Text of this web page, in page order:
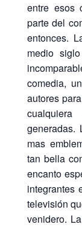
entre esos
parte del
entonces.
medio
comedia,
autores
generadas.
mas
tan bella
encanto
integrantes
televisión
venidero.